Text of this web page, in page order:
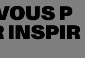
P
INSPIR